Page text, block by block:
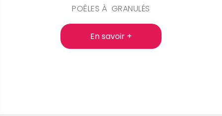
POÊLES À GRANULÉS
En savoir +